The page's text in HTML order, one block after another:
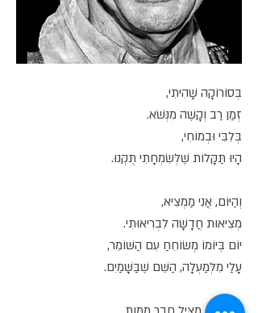
בְּסוֹרוֹקָה שָׁהִיתִי,
זְמַן רַב וְקָשֶׁה מִנְּשֹׁא.
בְּלִבִּי וּבְמוֹחִי,
הָיוּ תַּקָּלוֹת שֶׁלְּשִׂמְחָתִי תֻּקְּנוּ.
וְהַיּוֹם, אֲנִי מַמְצִיא,
מְצִיאוּת חֲדָשָׁה לִבְרִיאוּתִי.
יוֹם בְּיוֹמוֹ מְשׂוֹחֵחַ עִם הַשּׁוֹמֵר,
עָלַי מִלְּמַעְלָה, הַשֵּׁם שֶׁבַּשָּׁמַיִם.